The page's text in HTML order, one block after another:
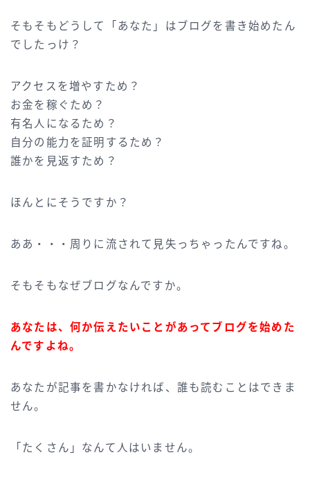
そもそもどうして「あなた」はブログを書き始めたん
でしたっけ？
アクセスを増やすため？
お金を稼ぐため？
有名人になるため？
自分の能力を証明するため？
誰かを見返すため？
ほんとにそうですか？
ああ・・・周りに流されて見失っちゃったんですね。
そもそもなぜブログなんですか。
あなたは、何か伝えたいことがあってブログを始めた
んですよね。
あなたが記事を書かなければ、誰も読むことはできま
せん。
「たくさん」なんて人はいません。